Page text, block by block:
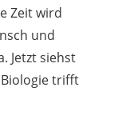
Zeit wird
und
Jetzt siehst
Biologie trifft